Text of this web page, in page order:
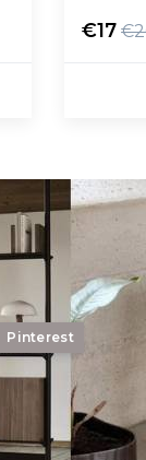
€17
Pinterest